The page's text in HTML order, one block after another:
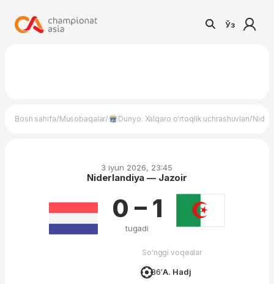
Ўз
Bosh sahifa/Musobaqalar/ Dunyo. Xalqaro o'rtoqlik uchrashuvlari/
3 iyun 2026, 23:45
Niderlandiya — Jazoir
0 – 1
tugadi
So'nggi voqealar
86′A. Hadj